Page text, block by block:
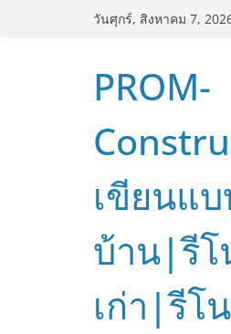
วันศุกร์, สิงหาคม 7,
PROM-
เขียนแ
บ้าน|รีโ
เก่า|รีโ